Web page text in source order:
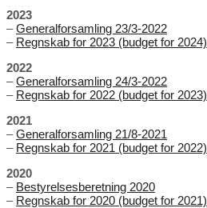
2023
–Generalforsamling 23/3-2022
– Regnskab for 2023 (budget for 2024)
2022
–Generalforsamling 24/3-2022
– Regnskab for 2022 (budget for 2023)
2021
–Generalforsamling 21/8-2021
– Regnskab for 2021 (budget for 2022)
2020
– Bestyrelsesberetning 2020
– Regnskab for 2020 (budget for 2021)